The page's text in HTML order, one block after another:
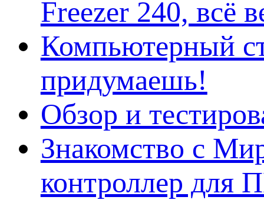
Freezer 240, всё
Компьютерный
придумаешь!
Обзор и
Знакомство с
контроллер для